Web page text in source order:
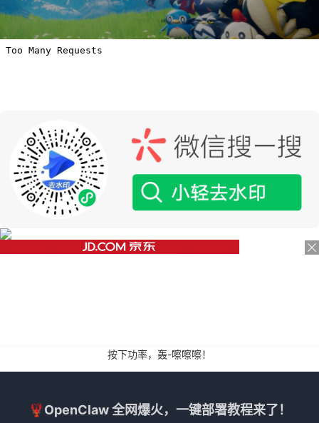
按下功率，轰-嚓嚓嚓！
🦞OpenClaw 全网爆火，一键部署教程来了！